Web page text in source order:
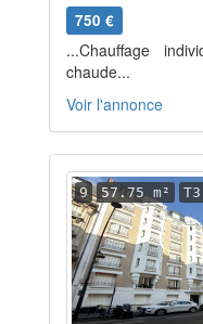
750 €
...Chauffage
chaude...
Voir l'annonce
9 57.75 m² T3